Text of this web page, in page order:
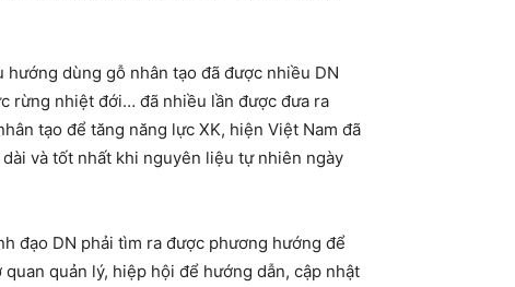
dùng gỗ nhân tạo đã được nhiều DN
rừng nhiệt đới… đã nhiều lần được đưa ra
tạo để tăng năng lực XK, hiện Việt Nam đã
và tốt nhất khi nguyên liệu tự nhiên ngày
đạo DN phải tìm ra được phương hướng để
quản lý, hiệp hội để hướng dẫn, cập nhật